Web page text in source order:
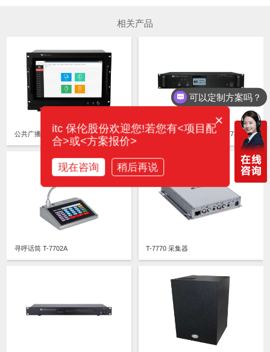
相关产品
公共广播控制主机T-7700 广播功放T-7760/T-77120/T-77240/T-77350/T-77500
寻呼话筒 T-7702A T-7770 采集器
可以定制方案吗？
×
itc 保伦股份欢迎您!若您有<项目配
合>或<方案报价>
现在咨询 稍后再说